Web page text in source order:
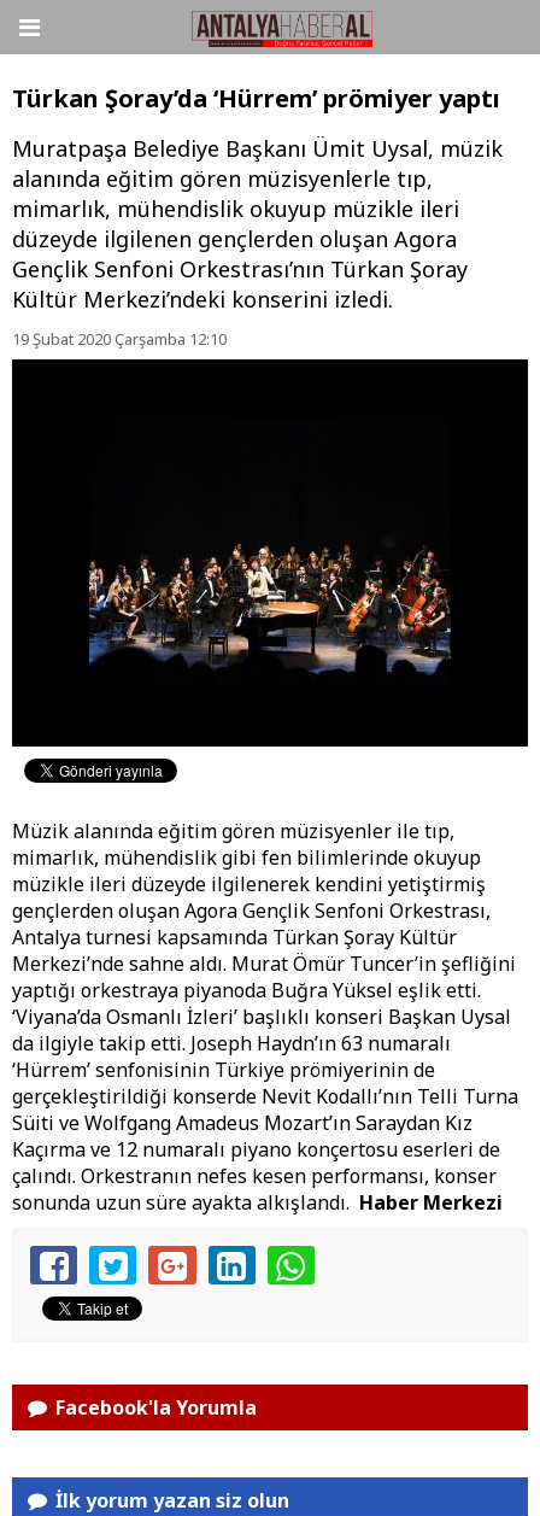
Türkan Şoray’da ‘Hürrem’ prömiyer yaptı
Muratpaşa Belediye Başkanı Ümit Uysal, müzik
alanında eğitim gören müzisyenlerle tıp,
mimarlık, mühendislik okuyup müzikle ileri
düzeyde ilgilenen gençlerden oluşan Agora
Gençlik Senfoni Orkestrası’nın Türkan Şoray
Kültür Merkezi’ndeki konserini izledi.
19 Şubat 2020 Çarşamba 12:10
Müzik alanında eğitim gören müzisyenler ile tıp,
mimarlık, mühendislik gibi fen bilimlerinde okuyup
müzikle ileri düzeyde ilgilenerek kendini yetiştirmiş
gençlerden oluşan Agora Gençlik Senfoni Orkestrası,
Antalya turnesi kapsamında Türkan Şoray Kültür
Merkezi’nde sahne aldı. Murat Ömür Tuncer’in şefliğini
yaptığı orkestraya piyanoda Buğra Yüksel eşlik etti.
‘Viyana’da Osmanlı İzleri’ başlıklı konseri Başkan Uysal
da ilgiyle takip etti. Joseph Haydn’ın 63 numaralı
‘Hürrem’ senfonisinin Türkiye prömiyerinin de
gerçekleştirildiği konserde Nevit Kodallı’nın Telli Turna
Süiti ve Wolfgang Amadeus Mozart’ın Saraydan Kız
Kaçırma ve 12 numaralı piyano konçertosu eserleri de
çalındı. Orkestranın nefes kesen performansı, konser
sonunda uzun süre ayakta alkışlandı. Haber Merkezi
Facebook'la Yorumla
İlk yorum yazan siz olun